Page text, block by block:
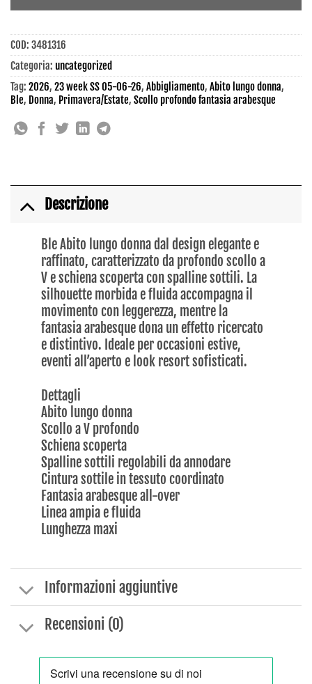
COD: 3481316
Categoria: uncategorized
Tag: 2026, 23 week SS 05-06-26, Abbigliamento, Abito lungo donna,
Ble, Donna, Primavera/Estate, Scollo profondo fantasia arabesque
Descrizione
Ble Abito lungo donna dal design elegante e
raffinato, caratterizzato da profondo scollo a
V e schiena scoperta con spalline sottili. La
silhouette morbida e fluida accompagna il
movimento con leggerezza, mentre la
fantasia arabesque dona un effetto ricercato
e distintivo. Ideale per occasioni estive,
eventi all’aperto e look resort sofisticati.
Dettagli
Abito lungo donna
Scollo a V profondo
Schiena scoperta
Spalline sottili regolabili da annodare
Cintura sottile in tessuto coordinato
Fantasia arabesque all-over
Linea ampia e fluida
Lunghezza maxi
Informazioni aggiuntive
Recensioni (0)